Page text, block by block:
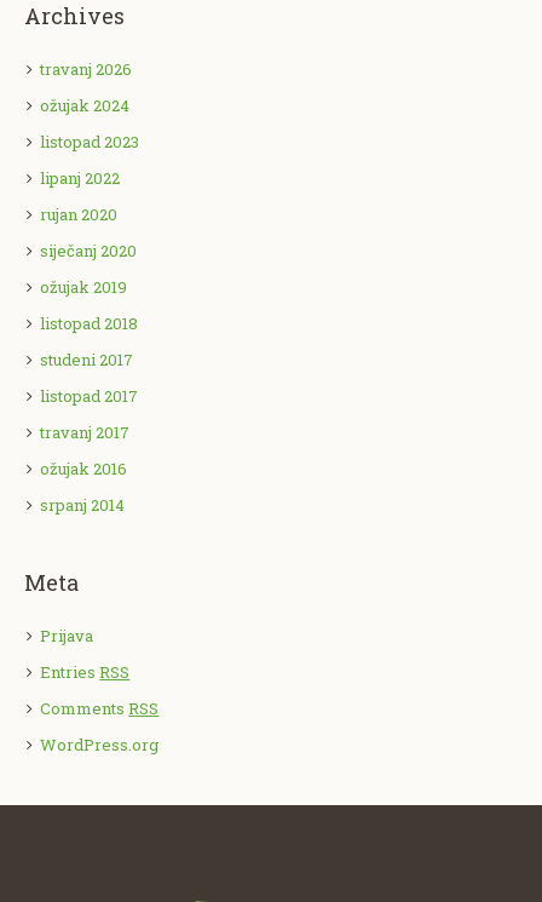
Archives
travanj 2026
ožujak 2024
listopad 2023
lipanj 2022
rujan 2020
siječanj 2020
ožujak 2019
listopad 2018
studeni 2017
listopad 2017
travanj 2017
ožujak 2016
srpanj 2014
Meta
Prijava
EntriesRSS
CommentsRSS
WordPress.org